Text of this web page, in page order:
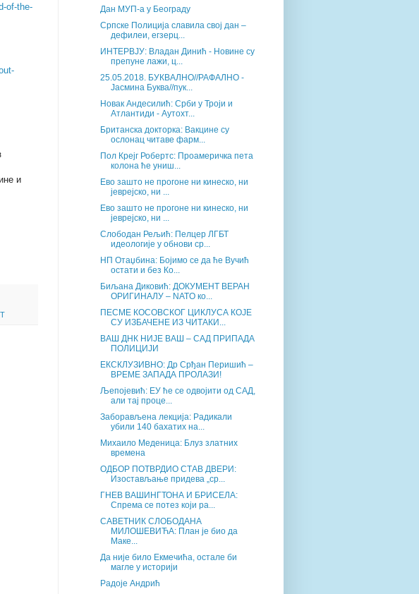
of-the-
и
Дан МУП-а у Београду
Српске Полиција славила свој дан –
дефилеи, егзерц...
ИНТЕРВЈУ: Владан Динић - Новине су
препуне лажи, ц...
25.05.2018. БУКВАЛНО//РАФАЛНО -
Јасмина Буква//пук...
Новак Андесилић: Срби у Троји и
Атлантиди - Аутохт...
Британска докторка: Вакцине су
ослонац читаве фарм...
Пол Крејг Робертс: Проамеричка пета
колона ће униш...
Ево зашто не прогоне ни кинеско, ни
јеврејско, ни ...
Ево зашто не прогоне ни кинеско, ни
јеврејско, ни ...
Слободан Рељић: Пелцер ЛГБТ
идеологије у обнови ср...
НП Отаџбина: Бојимо се да ће Вучић
остати и без Ко...
Биљана Диковић: ДОКУМЕНТ ВЕРАН
ОРИГИНАЛУ – NATO ко...
ПЕСМЕ КОСОВСКОГ ЦИКЛУСА КОЈЕ
СУ ИЗБАЧЕНЕ ИЗ ЧИТАКИ...
ВАШ ДНК НИЈЕ ВАШ – САД ПРИПАДА
ПОЛИЦИЈИ
ЕКСКЛУЗИВНО: Др Срђан Перишић –
ВРЕМЕ ЗАПАДА ПРОЛАЗИ!
Љепојевић: ЕУ ће се одвојити од САД,
али тај проце...
Заборављена лекција: Радикали
убили 140 бахатих на...
Михаило Меденица: Блуз златних
времена
ОДБОР ПОТВРДИО СТАВ ДВЕРИ:
Изостављање придева „ср...
ГНЕВ ВАШИНГТОНА И БРИСЕЛА:
Спрема се потез који ра...
САВЕТНИК СЛОБОДАНА
МИЛОШЕВИЋА: План је био да
Маке...
Да није било Екмечића, остале би
магле у историји
Радоје Андрић